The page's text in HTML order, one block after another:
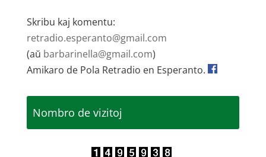
Skribu kaj komentu:
retradio.esperanto@gmail.com
(aŭ barbarinella@gmail.com)
Amikaro de Pola Retradio en Esperanto.
Nombro de vizitoj